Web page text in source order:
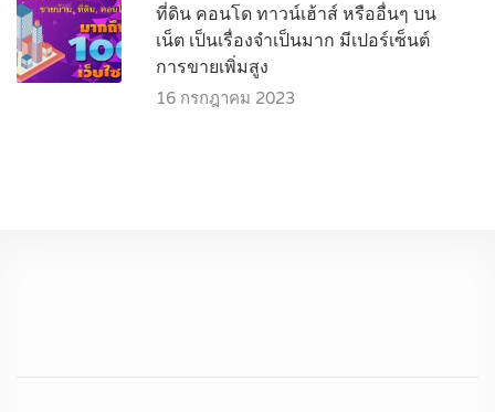
ที่ดิน คอนโด ทาวน์เฮ้าส์ หรืออื่นๆ บน
เน็ต เป็นเรื่องจำเป็นมาก มีเปอร์เซ็นต์
การขายเพิ่มสูง
16 กรกฎาคม 2023